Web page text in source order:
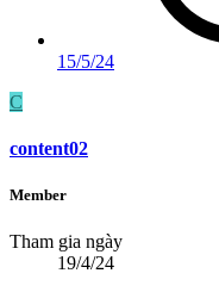
15/5/24
C
content02
Member
Tham gia ngày
19/4/24